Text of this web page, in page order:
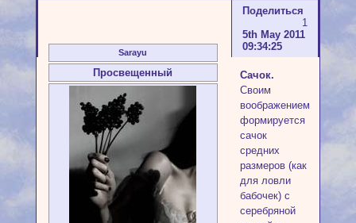
Поделиться
1
5th May 2011
09:34:25
Sarayu
Просвещенный
Сачок.
Своим
воображением
формируется
сачок
средних
размеров (как
для ловли
бабочек) с
серебряной